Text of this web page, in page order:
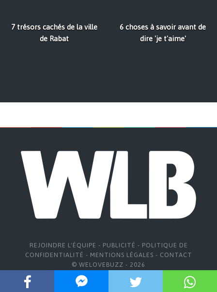
7 trésors cachés de la ville
de Rabat
6 choses à savoir avant de
dire 'je t'aime'
REJOINDRE L'ÉQUIPE - PUBLICITÉ - POLITIQUE DE
CONFIDENTIALITÉ - MENTIONS LÉGALES - CONTACT
© WELOVEBUZZ - 2026